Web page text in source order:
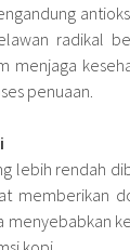
radikal
menjaga
penuaan.
lebih rendah
memberikan
menyebabkan